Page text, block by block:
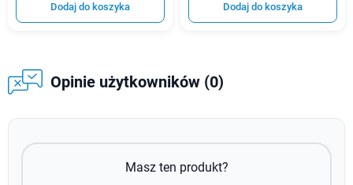
Dodaj do koszyka Dodaj do koszyka
Opinie użytkowników (0)
Masz ten produkt?